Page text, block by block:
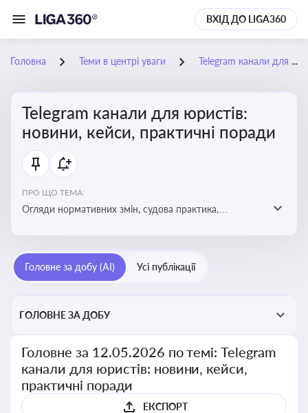
ВХІД ДО LIGA360
Головна Теми в центрі уваги Telegram канали для юристів: новини, кейси, практичні поради
Telegram канали для юристів:
новини, кейси, практичні поради
ПРО ЩО ТЕМА:
Огляди нормативних змін, судова практика,
каналах
Головне за добу (AI) Усі публікації
ГОЛОВНЕ ЗА ДОБУ
Головне за 12.05.2026 по темі: Telegram
канали для юристів: новини, кейси,
практичні поради
ЕКСПОРТ